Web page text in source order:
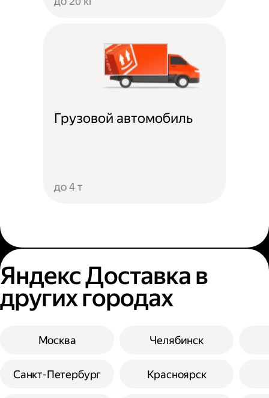
Грузовой автомобиль
до 4 т
Яндекс Доставка в
других городах
Москва
Санкт-Петербург
Челябинск
Красноярск